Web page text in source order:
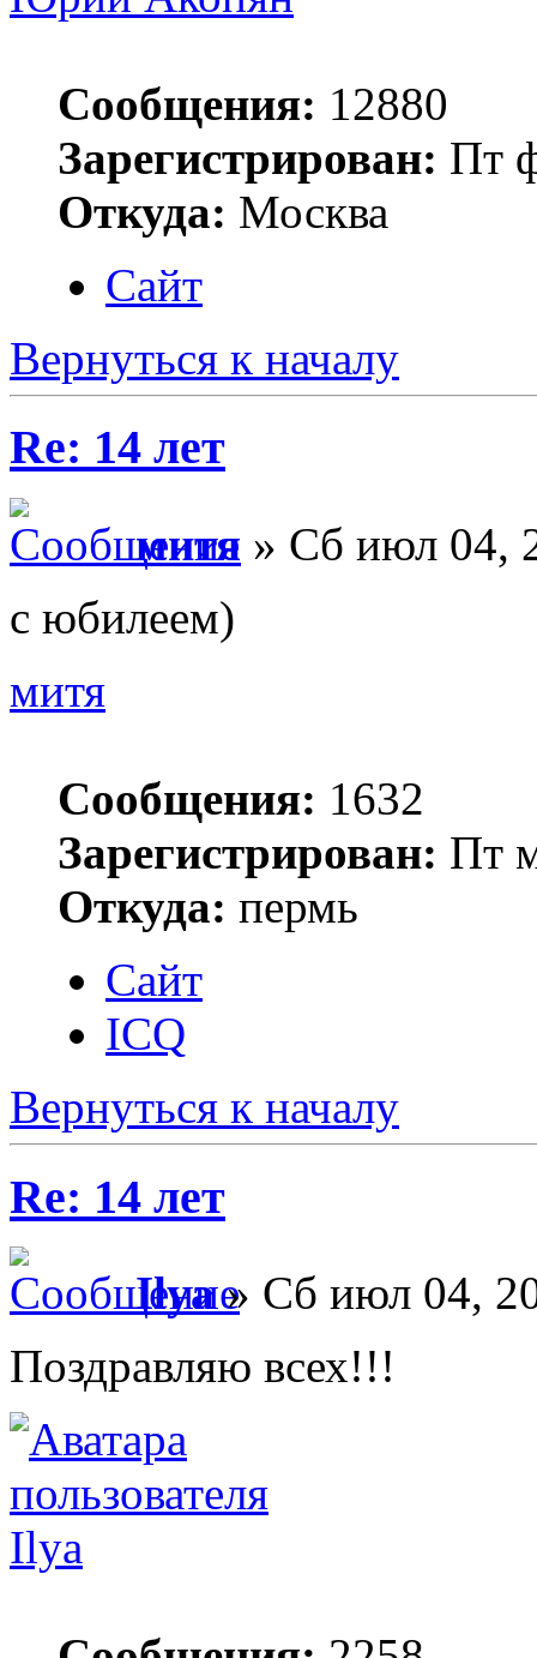
Сообщения: 12880
Зарегистрирован: Пт
Откуда: Москва
Сайт
Вернуться к началу
Re: 14 лет
митя » Сб июл 04,
с юбилеем)
митя
Сообщения: 1632
Зарегистрирован: Пт
Откуда: пермь
Сайт
ICQ
Вернуться к началу
Re: 14 лет
Ilya» Сб июл 04,
Поздравляю всех!!!
Ilya